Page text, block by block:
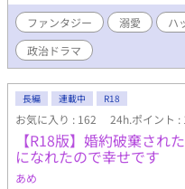
ファンタジー 溺愛 ハ
政治ドラマ
長編 連載中 R18
お気に入り : 162 24h.ポイント :
【R18版】婚約破棄され
になれたので幸せです
あめ